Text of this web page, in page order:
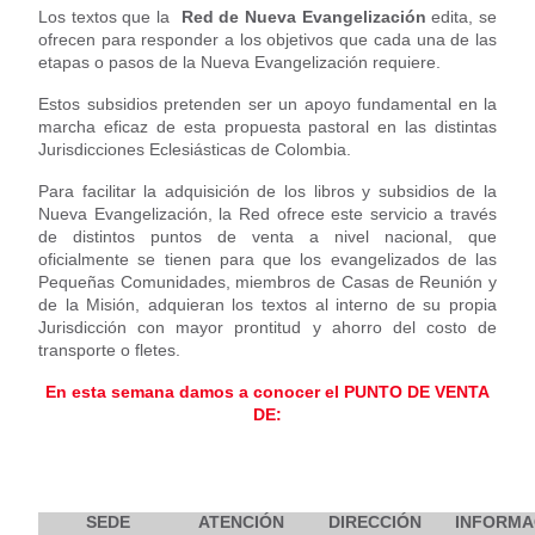
Los textos que la Red de Nueva Evangelización edita, se
ofrecen para responder a los objetivos que cada una de las
etapas o pasos de la Nueva Evangelización requiere.
Estos subsidios pretenden ser un apoyo fundamental en la
marcha eficaz de esta propuesta pastoral en las distintas
Jurisdicciones Eclesiásticas de Colombia.
Para facilitar la adquisición de los libros y subsidios de la
Nueva Evangelización, la Red ofrece este servicio a través
de distintos puntos de venta a nivel nacional, que
oficialmente se tienen para que los evangelizados de las
Pequeñas Comunidades, miembros de Casas de Reunión y
de la Misión, adquieran los textos al interno de su propia
Jurisdicción con mayor prontitud y ahorro del costo de
transporte o fletes.
En esta semana damos a conocer el PUNTO DE VENTA
DE:
SEDE ATENCIÓN DIRECCIÓN